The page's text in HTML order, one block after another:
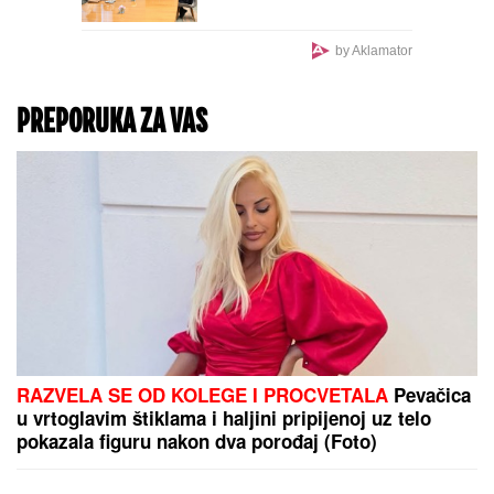
U subotu je SVETA
PETKA TRNOVA: Da
ženama ne bi TRNULE
RUKE tokom cele godine,
OVO ne smeju da rade -
običaji koje Srbi
vekovima poštuju